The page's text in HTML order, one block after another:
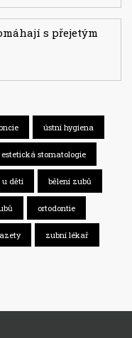
s přejetým
ústní hygiena
estetická stomatologie
u dětí bělení zubů
ortodontie
zubní lékař